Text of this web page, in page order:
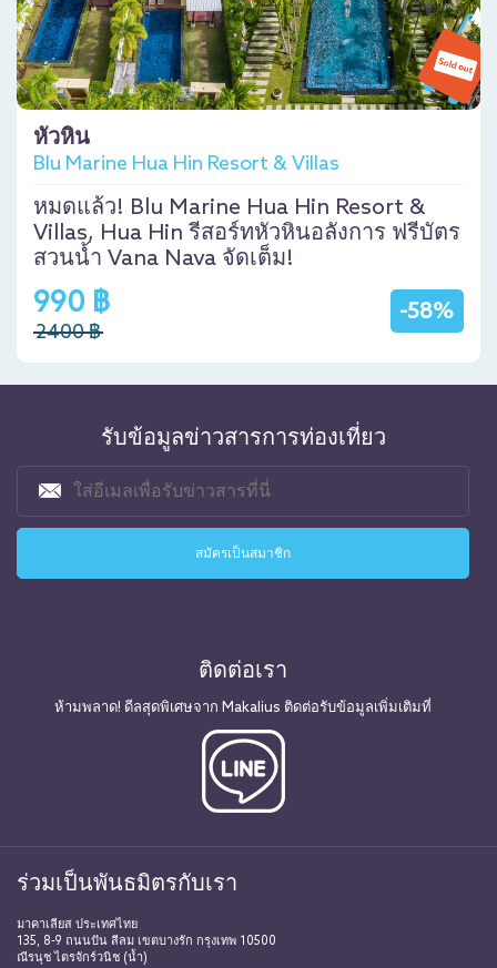
หัวหิน
Blu Marine Hua Hin Resort & Villas
หมดแล้ว! Blu Marine Hua Hin Resort &
Villas, Hua Hin รีสอร์ทหัวหินอลังการ ฟรีบัตร
สวนน้ำ Vana Nava จัดเต็ม!
-58%
990 ฿
2400 ฿
รับข้อมูลข่าวสารการท่องเที่ยว
ติดต่อเรา
ห้ามพลาด! ดีลสุดพิเศษจาก Makalius ติดต่อรับข้อมูลเพิ่มเติมที่
ร่วมเป็นพันธมิตรกับเรา
มาคาเลียส ประเทศไทย
135, 8-9 ถนนปัน สีลม เขตบางรัก กรุงเทพ 10500
ณีรนุช ไตรจักร์วนิช (น้ำ)